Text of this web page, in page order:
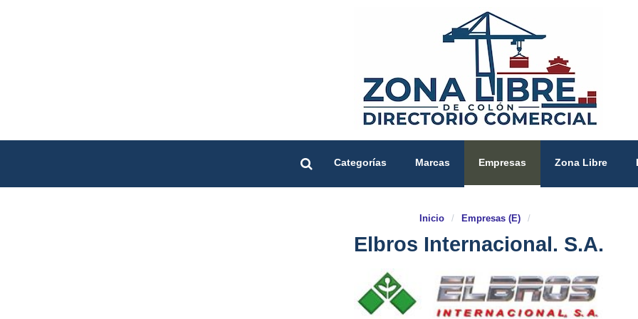
Categorías Marcas Empresas Zona Libre
Inicio / Empresas (E) /
Elbros Internacional. S.A.